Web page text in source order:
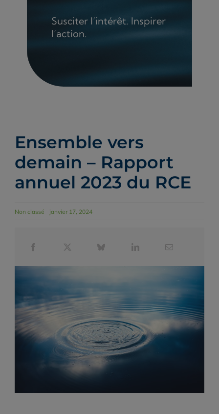
Susciter l’intérêt. Inspirer
l’action.
Ensemble vers
demain – Rapport
annuel 2023 du RCE
Non classé janvier 17, 2024